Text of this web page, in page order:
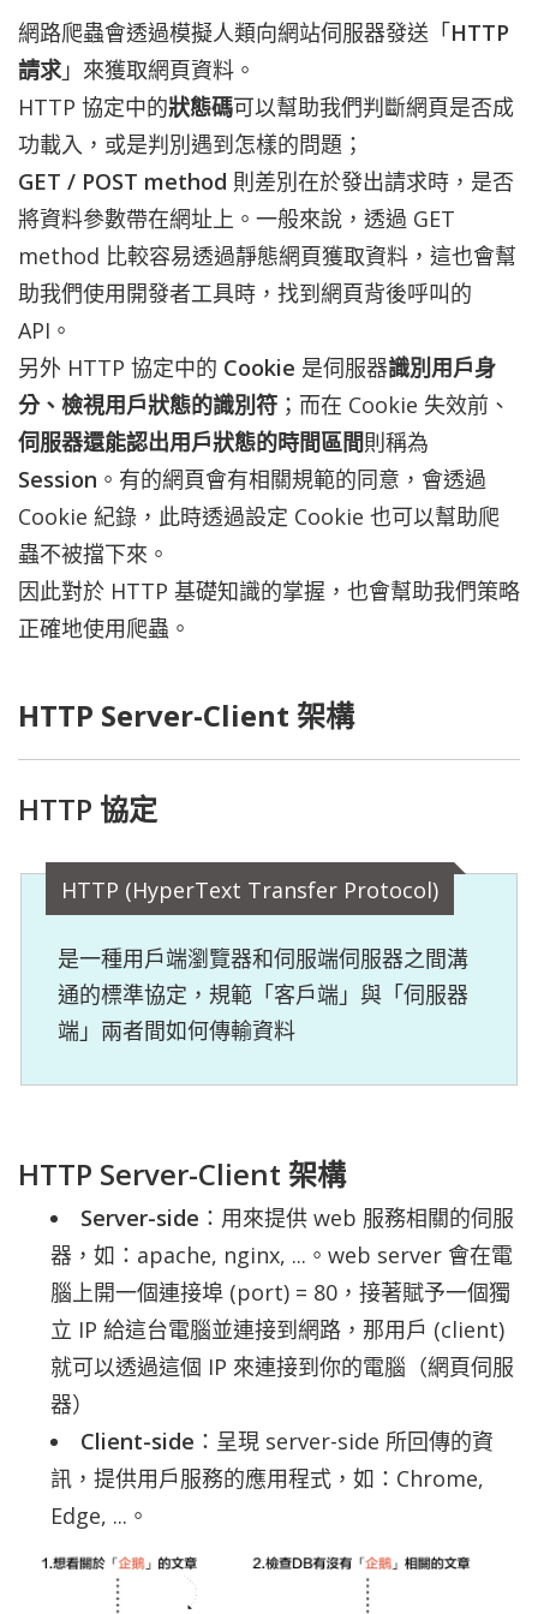
網路爬蟲會透過模擬人類向網站伺服器發送「HTTP
請求」來獲取網頁資料。
HTTP 協定中的狀態碼可以幫助我們判斷網頁是否成
功載入，或是判別遇到怎樣的問題；
GET / POST method 則差別在於發出請求時，是否
將資料參數帶在網址上。一般來說，透過 GET
method 比較容易透過靜態網頁獲取資料，這也會幫
助我們使用開發者工具時，找到網頁背後呼叫的
API。
另外 HTTP 協定中的 Cookie 是伺服器識別用戶身
分、檢視用戶狀態的識別符 ；而在 Cookie 失效前、
伺服器還能認出用戶狀態的時間區間則稱為
Session 。有的網頁會有相關規範的同意，會透過
Cookie 紀錄，此時透過設定 Cookie 也可以幫助爬
蟲不被擋下來。
因此對於 HTTP 基礎知識的掌握，也會幫助我們策略
正確地使用爬蟲。
HTTP Server-Client 架構
HTTP 協定
HTTP (HyperText Transfer Protocol)
是一種用戶端瀏覽器和伺服端伺服器之間溝
通的標準協定，規範「客戶端」與「伺服器
端」兩者間如何傳輸資料
HTTP Server-Client 架構
Server-side ：用來提供 web 服務相關的伺服
器，如：apache, nginx, ...。web server 會在電
腦上開一個連接埠 (port) = 80，接著賦予一個獨
立 IP 給這台電腦並連接到網路，那用戶 (client)
就可以透過這個 IP 來連接到你的電腦（網頁伺服
器）
Client-side ：呈現 server-side 所回傳的資
訊，提供用戶服務的應用程式，如：Chrome,
Edge, ...。